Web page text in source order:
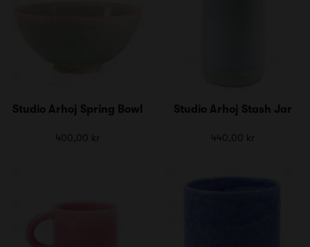
Studio Arhoj Spring Bowl
400,00 kr
Studio Arhoj Stash Jar
440,00 kr